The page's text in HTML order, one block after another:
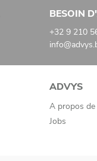
BESOIN
+32 9 210
ADVYS
A propos
Jobs